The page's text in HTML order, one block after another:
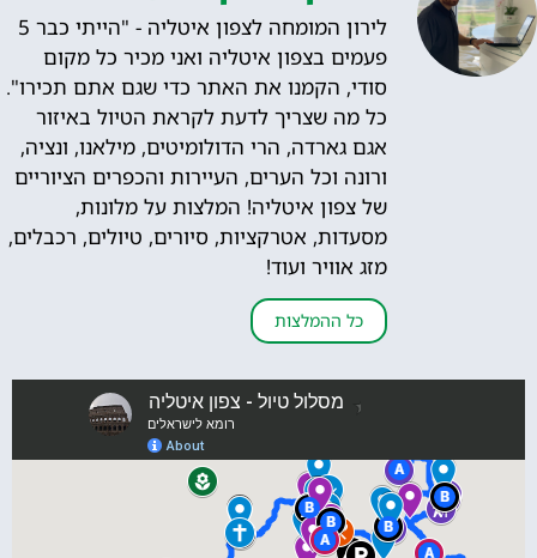
לירון המומחה לצפון איטליה - "הייתי כבר 5
פעמים בצפון איטליה ואני מכיר כל מקום
סודי, הקמנו את האתר כדי שגם אתם תכירו".
כל מה שצריך לדעת לקראת הטיול באיזור
אגם גארדה, הרי הדולומיטים, מילאנו, ונציה,
ורונה וכל הערים, העיירות והכפרים הציוריים
של צפון איטליה! המלצות על מלונות,
מסעדות, אטרקציות, סיורים, טיולים, רכבלים,
מזג אוויר ועוד!
כל ההמלצות